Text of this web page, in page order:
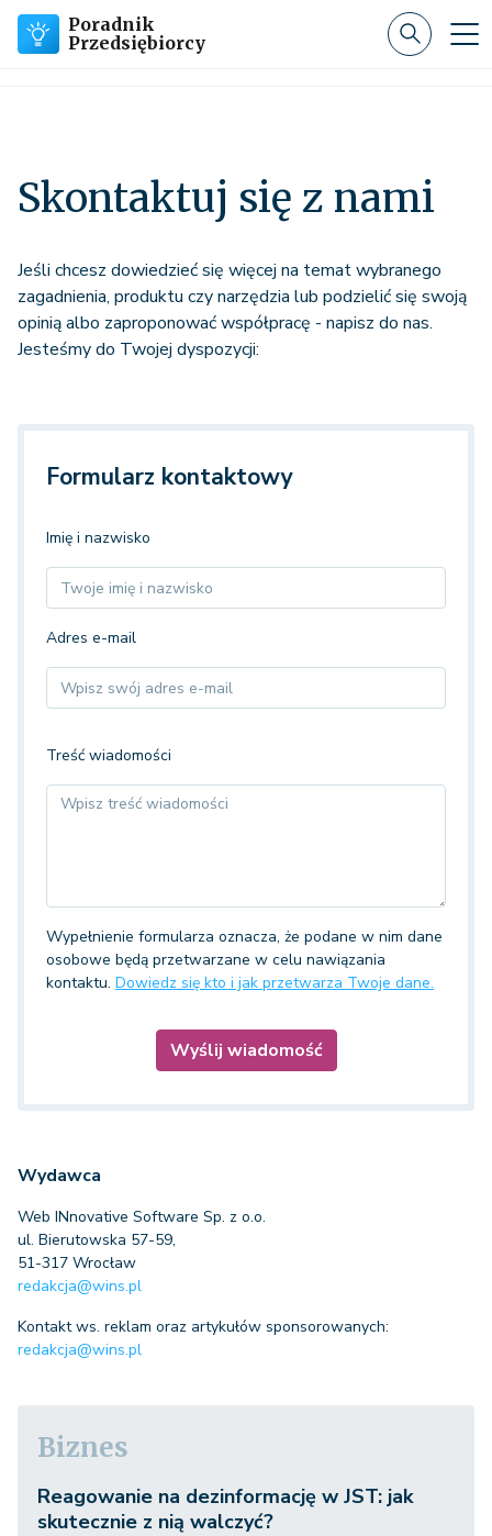
Poradnik
Przedsiębiorcy
Skontaktuj się z nami
Jeśli chcesz dowiedzieć się więcej na temat wybranego
zagadnienia, produktu czy narzędzia lub podzielić się swoją
opinią albo zaproponować współpracę - napisz do nas.
Jesteśmy do Twojej dyspozycji:
Formularz kontaktowy
Imię i nazwisko
Adres e-mail
Treść wiadomości
Wypełnienie formularza oznacza, że podane w nim dane
osobowe będą przetwarzane w celu nawiązania
kontaktu. Dowiedz się kto i jak przetwarza Twoje dane.
Wyślij wiadomość
Wydawca
Web INnovative Software Sp. z o.o.
ul. Bierutowska 57-59,
redakcja@wins.pl
Kontakt ws. reklam oraz artykułów sponsorowanych:
redakcja@wins.pl
Biznes
Reagowanie na dezinformację w JST: jak
skutecznie z nią walczyć?